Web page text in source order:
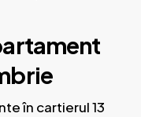
în cartierul 13